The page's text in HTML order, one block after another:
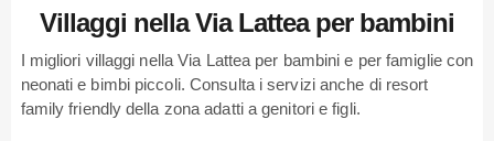
Villaggi nella Via Lattea per bambini
I migliori villaggi nella Via Lattea per bambini e per famiglie con
neonati e bimbi piccoli. Consulta i servizi anche di resort
family friendly della zona adatti a genitori e figli.